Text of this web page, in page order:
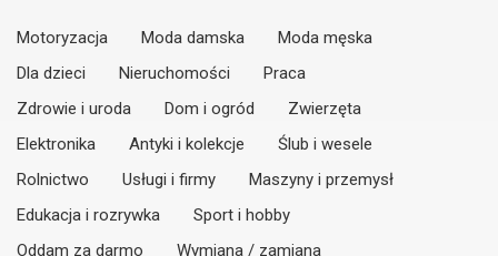
Motoryzacja Moda damska
Moda męska
Dla dzieci
Nieruchomości
Praca
Zdrowie i uroda
Dom i ogród
Zwierzęta
Elektronika
Antyki i kolekcje
Ślub i wesele
Rolnictwo
Usługi i firmy
Maszyny i przemysł
Edukacja i rozrywka
Sport i hobby
Oddam za darmo
Wymiana / zamiana